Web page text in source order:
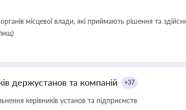
місцевої влади, які приймають рішення та
держустанов та компаній +37
керівників установ та підприємств